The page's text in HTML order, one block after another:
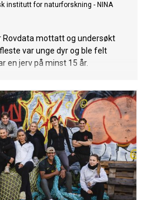
institutt for naturforskning - NINA
Rovdata mottatt og undersøkt
var unge dyr og ble felt
en jerv på minst 15 år.